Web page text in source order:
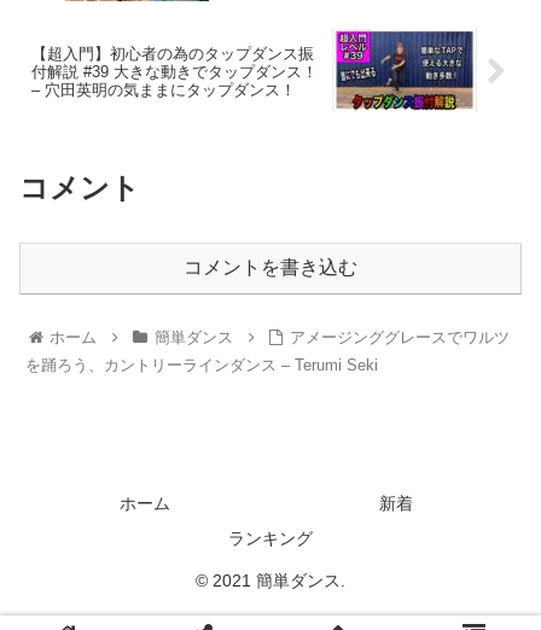
【超入門】初心者の為のタップダンス振
付解説 #39 大きな動きでタップダンス！
– 穴田英明の気ままにタップダンス！
コメント
コメントを書き込む
ホーム 簡単ダンス
アメージンググレースでワルツ
を踊ろう、カントリーラインダンス – Terumi Seki
ホーム
新着
ランキング
© 2021 簡単ダンス.